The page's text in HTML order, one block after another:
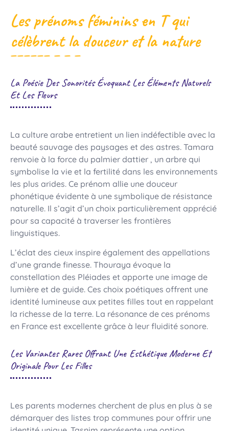
Les prénoms féminins en T qui
célèbrent la douceur et la nature
La Poésie Des Sonorités Évoquant Les Éléments Naturels
Et Les Fleurs
La culture arabe entretient un lien indéfectible avec la
beauté sauvage des paysages et des astres. Tamara
renvoie à la force du palmier dattier , un arbre qui
symbolise la vie et la fertilité dans les environnements
les plus arides. Ce prénom allie une douceur
phonétique évidente à une symbolique de résistance
naturelle. Il s’agit d’un choix particulièrement apprécié
pour sa capacité à traverser les frontières
linguistiques.
L’éclat des cieux inspire également des appellations
d’une grande finesse. Thouraya évoque la
constellation des Pléiades et apporte une image de
lumière et de guide. Ces choix poétiques offrent une
identité lumineuse aux petites filles tout en rappelant
la richesse de la terre. La résonance de ces prénoms
en France est excellente grâce à leur fluidité sonore.
Les Variantes Rares Offrant Une Esthétique Moderne Et
Originale Pour Les Filles
Les parents modernes cherchent de plus en plus à se
démarquer des listes trop communes pour offrir une